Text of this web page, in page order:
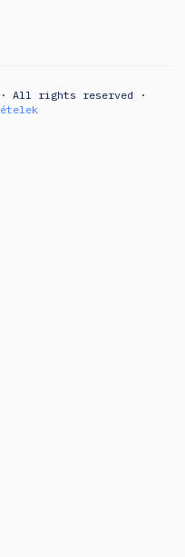
· All rights reserved ·